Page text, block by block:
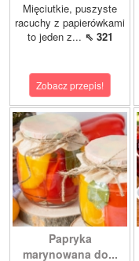
Mięciutkie, puszyste
racuchy z papierówkami
to jeden z... ⇖ 321
Zobacz przepis!
Papryka
marynowana do...